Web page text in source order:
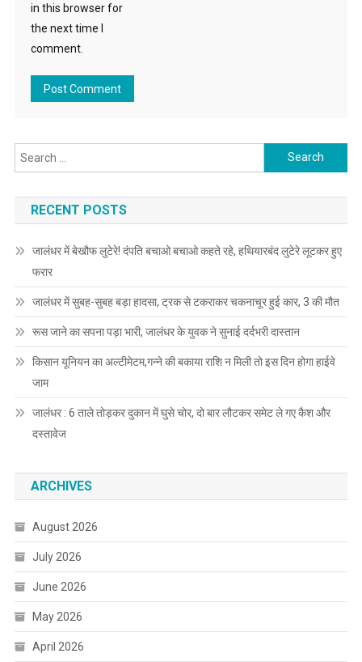
in this browser for
the next time I
comment.
Search for:
RECENT POSTS
जालंधर में बेखौफ लुटेरे! दंपति बचाओ बचाओ कहते रहे, हथियारबंद लुटेरे लूटकर हुए
फरार
जालंधर में सुबह-सुबह बड़ा हादसा, ट्रक से टकराकर चकनाचूर हुई कार, 3 की मौत
रूस जाने का सपना पड़ा भारी, जालंधर के युवक ने सुनाई दर्दभरी दास्तान
किसान यूनियन का अल्टीमेटम,गन्ने की बकाया राशि न मिली तो इस दिन होगा हाईवे
जाम
जालंधर : 6 ताले तोड़कर दुकान में घुसे चोर, दो बार लौटकर समेट ले गए कैश और
दस्तावेज
ARCHIVES
August 2026
July 2026
June 2026
May 2026
April 2026